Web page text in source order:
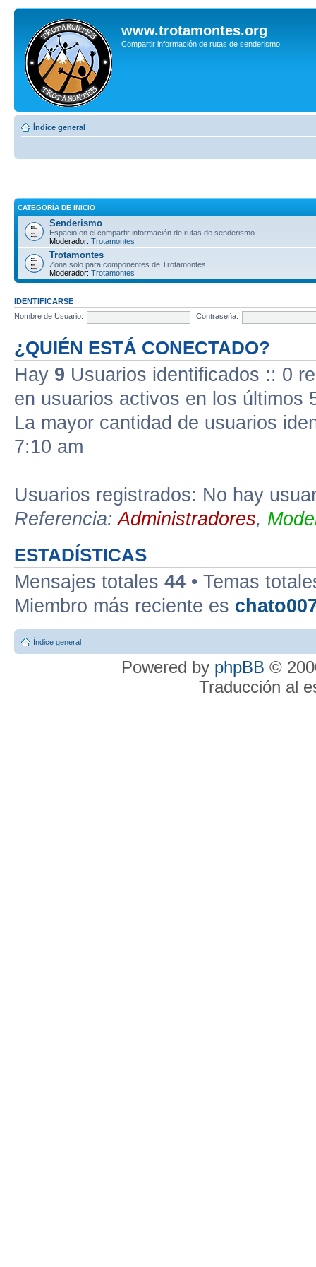
www.trotamontes.org
Compartir información de rutas de senderismo
Índice general
CATEGORÍA DE INICIO
Senderismo
Espacio en el compartir información de rutas de senderismo.
Moderador: Trotamontes
Trotamontes
Zona solo para componentes de Trotamontes.
Moderador: Trotamontes
IDENTIFICARSE
Nombre de Usuario:
Contraseña:
¿QUIÉN ESTÁ CONECTADO?
Hay 9 Usuarios identificados :: 0
en usuarios activos en los últimos
La mayor cantidad de usuarios
7:10 am
Usuarios registrados: No hay
Referencia:Administradores,
ESTADÍSTICAS
Mensajes totales 44 • Temas
Miembro más reciente es
Índice general
Powered by phpBB ©
Traducción al